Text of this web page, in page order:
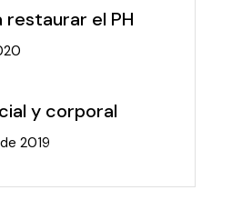
restaurar el PH
y corporal
2019